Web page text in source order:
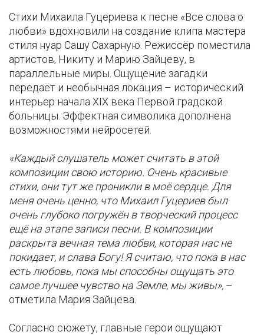
Стихи Михаила Гуцериева к песне «Все слова о
любви» вдохновили на создание клипа мастера
стиля нуар Сашу Сахарную. Режиссёр поместила
артистов, Никиту и Марию Зайцеву, в
параллельные миры. Ощущение загадки
передаёт и необычная локация – исторический
интерьер начала XIX века Первой градской
больницы. Эффектная символика дополнена
возможностями нейросетей.
«Каждый слушатель может считать в этой
композиции свою историю. Очень красивые
стихи, они тут же проникли в моё сердце. Для
меня очень ценно, что Михаил Гуцериев был
очень глубоко погружён в творческий процесс
ещё на этапе записи песни. В композиции
раскрыта вечная тема любви, которая нас не
покидает, и слава Богу! Я считаю, что пока в нас
есть любовь, пока мы способны ощущать это
самое лучшее чувство на Земле, мы живы», –
отметила Мария Зайцева.
Согласно сюжету, главные герои ощущают